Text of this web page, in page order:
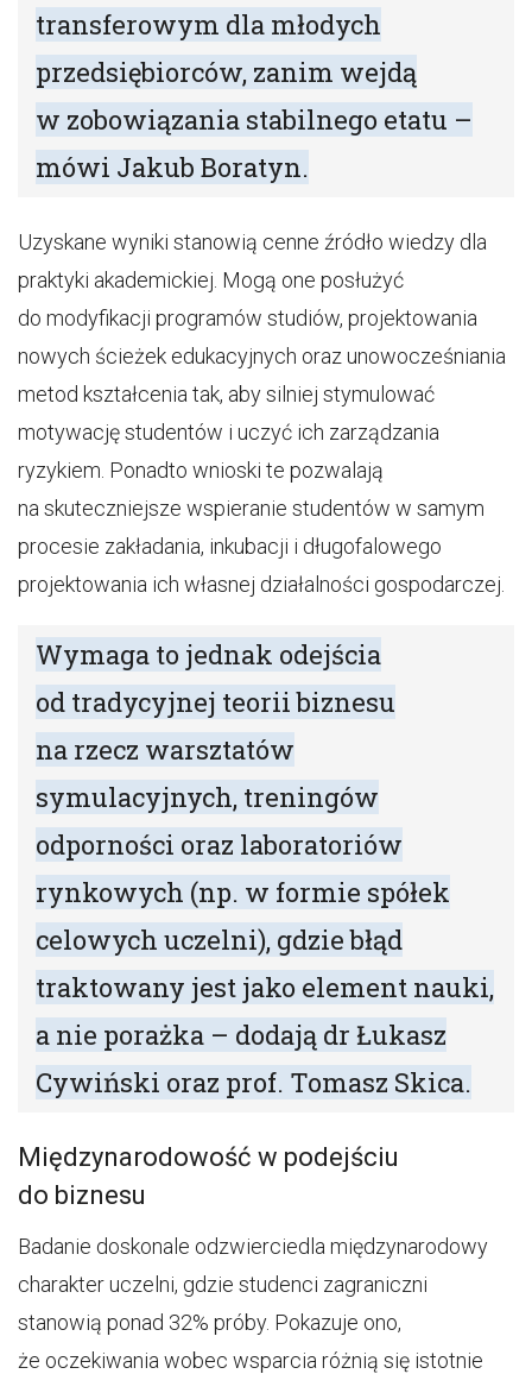
transferowym dla młodych
przedsiębiorców, zanim wejdą
w zobowiązania stabilnego etatu –
mówi Jakub Boratyn.
Uzyskane wyniki stanowią cenne źródło wiedzy dla
praktyki akademickiej. Mogą one posłużyć
do modyfikacji programów studiów, projektowania
nowych ścieżek edukacyjnych oraz unowocześniania
metod kształcenia tak, aby silniej stymulować
motywację studentów i uczyć ich zarządzania
ryzykiem. Ponadto wnioski te pozwalają
na skuteczniejsze wspieranie studentów w samym
procesie zakładania, inkubacji i długofalowego
projektowania ich własnej działalności gospodarczej.
Wymaga to jednak odejścia
od tradycyjnej teorii biznesu
na rzecz warsztatów
symulacyjnych, treningów
odporności oraz laboratoriów
rynkowych (np. w formie spółek
celowych uczelni), gdzie błąd
traktowany jest jako element nauki,
a nie porażka – dodają dr Łukasz
Cywiński oraz prof. Tomasz Skica.
Międzynarodowość w podejściu
do biznesu
Badanie doskonale odzwierciedla międzynarodowy
charakter uczelni, gdzie studenci zagraniczni
stanowią ponad 32% próby. Pokazuje ono,
że oczekiwania wobec wsparcia różnią się istotnie